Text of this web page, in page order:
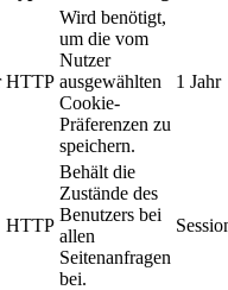
HTTP
Wird benötigt,
um die vom
Nutzer
ausgewählten
Cookie-
Präferenzen zu
speichern.
1 Jahr
HTTP
Behält die
Zustände des
Benutzers bei
allen
Seitenanfragen
bei.